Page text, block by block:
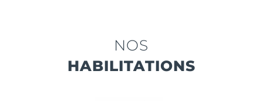
NOS
HABILITATIONS